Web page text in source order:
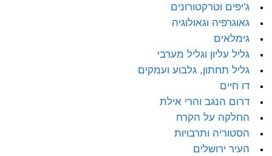
ג'יפים וטרקטורונים
גאוגרפיה וגאולוגיה
גימלאים
גליל עליון וגליל מערבי
גליל תחתון, גלבוע ועמקים
דו חיים
דרום הנגב והרי אילת
החלקה על הקרח
הסטוריה ותרבויות
העיר ירושלים